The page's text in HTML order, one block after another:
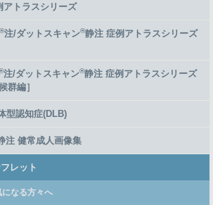
アトラスシリーズ
®注/ダットスキャン®静注 症例アトラスシリーズ
注/ダットスキャン®静注 症例アトラスシリーズ
群編］
型認知症(DLB)
注 健常成人画像集
レット
になる方々へ